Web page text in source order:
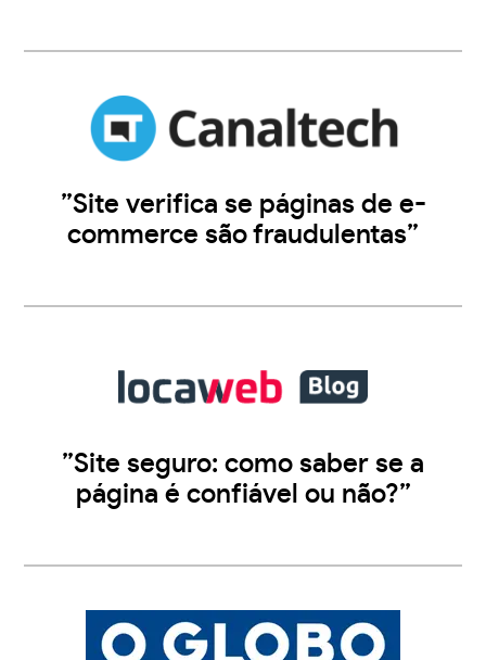
”Site verifica se páginas de e-
commerce são fraudulentas”
”Site seguro: como saber se a
página é confiável ou não?”